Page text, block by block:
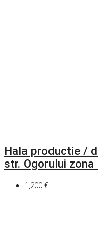
Hala productie /
str. Ogorului zona
1,200 €